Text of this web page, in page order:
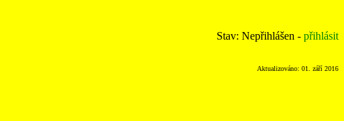
Stav: Nepřihlášen - přihlásit
Aktualizováno: 01. září 2016